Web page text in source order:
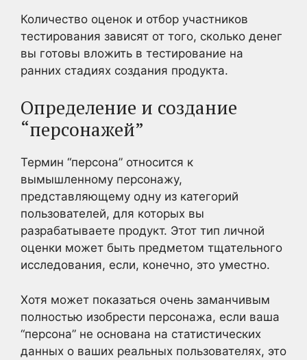
Количество оценок и отбор участников
тестирования зависят от того, сколько денег
вы готовы вложить в тестирование на
ранних стадиях создания продукта.
Определение и создание
“персонажей”
Термин “персона” относится к
вымышленному персонажу,
представляющему одну из категорий
пользователей, для которых вы
разрабатываете продукт. Этот тип личной
оценки может быть предметом тщательного
исследования, если, конечно, это уместно.
Хотя может показаться очень заманчивым
полностью изобрести персонажа, если ваша
“персона” не основана на статистических
данных о ваших реальных пользователях, это